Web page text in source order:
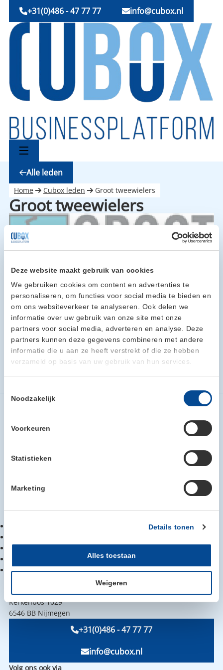
Deze website maakt gebruik van cookies
We gebruiken cookies om content en advertenties te
personaliseren, om functies voor social media te bieden en
om ons websiteverkeer te analyseren. Ook delen we
informatie over uw gebruik van onze site met onze
partners voor social media, adverteren en analyse. Deze
partners kunnen deze gegevens combineren met andere
informatie die u aan ze heeft verstrekt of die ze hebben
verzameld op basis van uw gebruik van hun services.
Noodzakelijk
Voorkeuren
Statistieken
Marketing
Details tonen
Alles toestaan
Weigeren
+31(0)486 - 47 77 77 info@cubox.nl
Alle leden
Home Cubox leden Groot tweewielers
Groot tweewielers
Groot Tweewielers
Het verkopen van nieuwe e-bikes zowel b2c als b2b. Wat we
ook aanbieden is fietsplan in allerlei vormen en maten. Ook
geven wij onderhoud aan allerlei soorten fietsen en
reparaties aan fietsen.
Contactpersonen: Iza van Bree en Robert Groot
Mailadres: info@groottweewielers.nl
Nieuws
Contact
Cubox
Kerkenbos 1029
6546 BB Nijmegen
+31(0)486 - 47 77 77
info@cubox.nl
Volg ons ook via